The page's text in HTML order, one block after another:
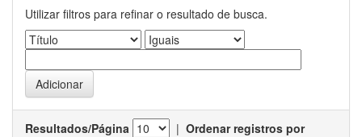
Utilizar filtros para refinar o resultado de busca.
Resultados/Página | Ordenar registros por